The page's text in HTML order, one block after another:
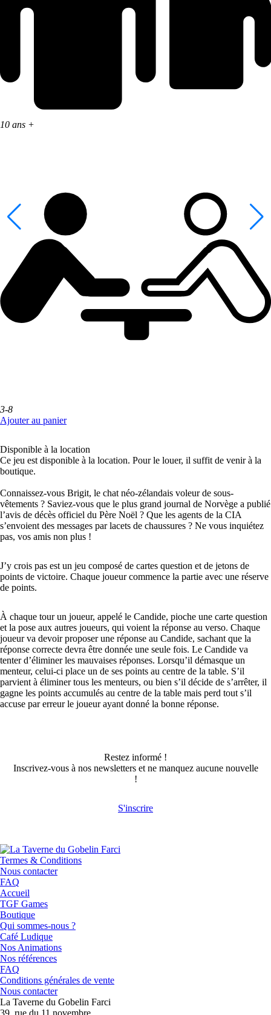
10 ans +
3-8
Ajouter au panier
Disponible à la location
Ce jeu est disponible à la location. Pour le louer, il suffit de venir à la
boutique.
Connaissez-vous Brigit, le chat néo-zélandais voleur de sous-
vêtements ? Saviez-vous que le plus grand journal de Norvège a publié
l’avis de décès officiel du Père Noël ? Que les agents de la CIA
s’envoient des messages par lacets de chaussures ? Ne vous inquiétez
pas, vos amis non plus !
J’y crois pas est un jeu composé de cartes question et de jetons de
points de victoire. Chaque joueur commence la partie avec une réserve
de points.
À chaque tour un joueur, appelé le Candide, pioche une carte question
et la pose aux autres joueurs, qui voient la réponse au verso. Chaque
joueur va devoir proposer une réponse au Candide, sachant que la
réponse correcte devra être donnée une seule fois. Le Candide va
tenter d’éliminer les mauvaises réponses. Lorsqu’il démasque un
menteur, celui-ci place un de ses points au centre de la table. S’il
parvient à éliminer tous les menteurs, ou bien s’il décide de s’arrêter, il
gagne les points accumulés au centre de la table mais perd tout s’il
accuse par erreur le joueur ayant donné la bonne réponse.
Restez informé !
Inscrivez-vous à nos newsletters et ne manquez aucune nouvelle
!
S'inscrire
Termes & Conditions
Nous contacter
FAQ
Accueil
TGF Games
Boutique
Qui sommes-nous ?
Café Ludique
Nos Animations
Nos références
FAQ
Conditions générales de vente
Nous contacter
La Taverne du Gobelin Farci
39, rue du 11 novembre